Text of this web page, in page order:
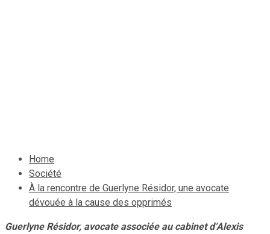
Home
Société
À la rencontre de Guerlyne Résidor, une avocate
dévouée à la cause des opprimés
Guerlyne Résidor, avocate associée au cabinet d’Alexis